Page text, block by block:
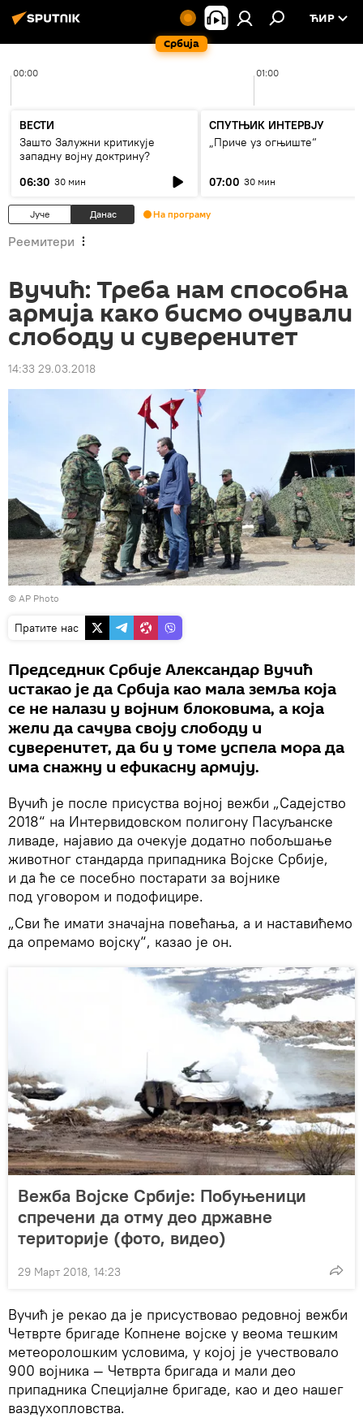
Србија
ЋИР
00:00 01:00
ВЕСТИ
Зашто Залужни критикује
западну војну доктрину?
06:30 30 мин
СПУТЊИК ИНТЕРВЈУ
„Приче уз огњиште“
07:00 30 мин
Јуче Данас На програму
Реемитери
Вучић: Треба нам способна
армија како бисмо очували
слободу и суверенитет
14:33 29.03.2018
© AP Photo
Пратите нас
Председник Србије Александар Вучић
истакао је да Србија као мала земља која
се не налази у војним блоковима, а која
жели да сачува своју слободу и
суверенитет, да би у томе успела мора да
има снажну и ефикасну армију.
Вучић је после присуства војној вежби „Садејство
2018“ на Интервидовском полигону Пасуљанске
ливаде, најавио да очекује додатно побољшање
животног стандарда припадника Војске Србије,
и да ће се посебно постарати за војнике
под уговором и подофицире.
„Сви ће имати значајна повећања, а и наставићемо
да опремамо војску“, казао је он.
Вежба Војске Србије: Побуњеници
спречени да отму део државне
територије (фото, видео)
29 Март 2018, 14:23
Вучић је рекао да је присуствовао редовној вежби
Четврте бригаде Копнене војске у веома тешким
метеоролошким условима, у којој је учествовало
900 војника — Четврта бригада и мали део
припадника Специјалне бригаде, као и део нашег
ваздухопловства.